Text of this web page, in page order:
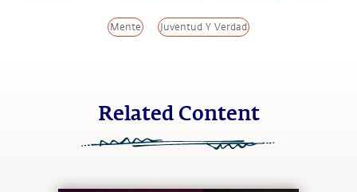
Mente Juventud Y Verdad
Related Content